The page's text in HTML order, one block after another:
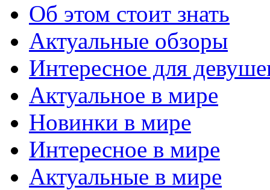
Об этом стоит знать
Актуальные обзоры
Интересное для
Актуальное в мире
Новинки в мире
Интересное в мире
Актуальные в мире